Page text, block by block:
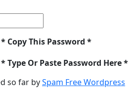
* Copy This Password *
* Type Or Paste Password Here *
so far bySpam Free Wordpress